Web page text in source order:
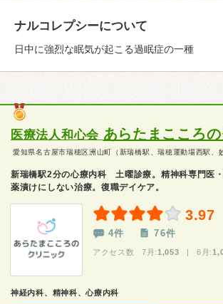
ナルコレプシーについて
日中に強烈な眠気が起こる過眠症の一種
医療法人和心会 あらたまこころ
愛知県名古屋市瑞穂区洲山町（新瑞橋駅、瑞穂運動場西駅、
新瑞橋駅2分の心療内科 土曜診療。精神科専門医・
薬漬けにしない治療。復職デイケア。
3.97
4件 76件
アクセス数 7月: 1,053 | 6月:
神経内科、精神科、心療内科